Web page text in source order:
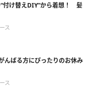
“付け替えDIY”から着想！ 髪
ス
んばる方にぴったりのお休み
ス